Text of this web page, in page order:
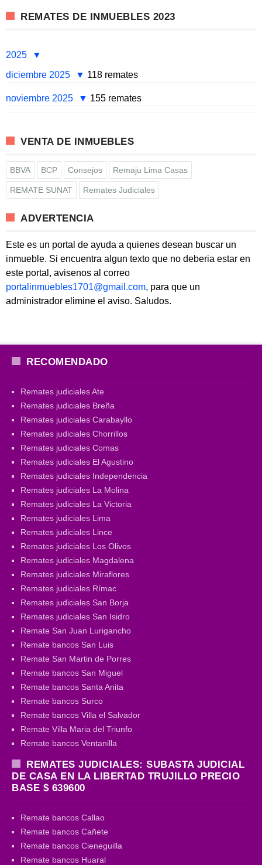
REMATES DE INMUEBLES 2023
2025
diciembre 2025
118 remates
noviembre 2025 155 remates
VENTA DE INMUEBLES
BBVA BCP Consejos Remaju Lima Casas
REMATE SUNAT Remates Judiciales
ADVERTENCIA
Este es un portal de ayuda a quienes desean buscar un
inmueble. Si encuentra algun texto que no deberia estar en
este portal, avisenos al correo
portalinmuebles1701@gmail.com, para que un
administrador elimine el aviso. Saludos.
RECOMENDADO
Remates judiciales Ate
Remates judiciales Breña
Remates judiciales Carabayllo
Remates judiciales Chorrillos
Remates judiciales Comas
Remates judiciales El Agustino
Remates judiciales Independencia
Remates judiciales La Molina
Remates judiciales La Victoria
Remates judiciales Lima
Remates judiciales Lince
Remates judiciales Los Olivos
Remates judiciales Magdalena
Remates judiciales Miraflores
Remates judiciales Rímac
Remates judiciales San Borja
Remates judiciales San Isidro
Remate San Juan Lurigancho
Remate bancos San Luis
Remate San Martin de Porres
Remate bancos San Miguel
Remate bancos Santa Anita
Remate bancos Surco
Remate bancos Villa el Salvador
Remate Villa Maria del Triunfo
Remate bancos Ventanilla
REMATES JUDICIALES: SUBASTA JUDICIAL
DE CASA EN LA LIBERTAD TRUJILLO PRECIO
BASE $ 639600
Remate bancos Callao
Remate bancos Cañete
Remate bancos Cieneguilla
Remate bancos Huaral